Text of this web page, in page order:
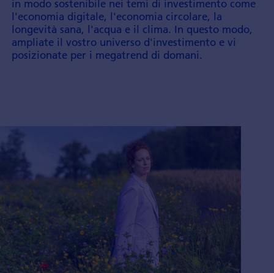
in modo sostenibile nei temi di investi­mento come
l'economia digitale, l'economia circolare, la
longevità sana, l'acqua e il clima. In questo modo,
ampliate il vostro universo d'investi­mento e vi
posizionate per i mega­trend di domani.